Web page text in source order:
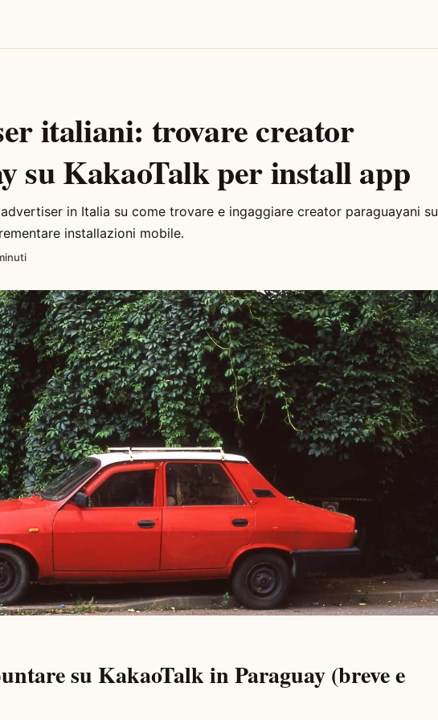
italiani: trovare creator
su KakaoTalk per install app
in Italia su come trovare e ingaggiare creator paraguayani su
installazioni mobile.
su KakaoTalk in Paraguay (breve e